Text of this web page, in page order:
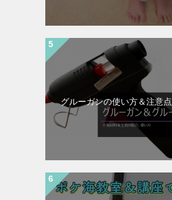
グルーガンの使い方＆注意点